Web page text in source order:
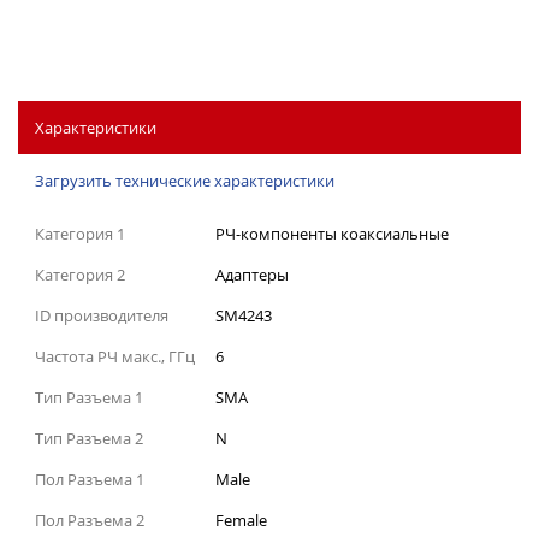
Характеристики
Загрузить технические характеристики
Категория 1
РЧ-компоненты коаксиальные
Категория 2
Адаптеры
ID производителя
SM4243
Частота РЧ макс., ГГц
6
Тип Разъема 1
SMA
Тип Разъема 2
N
Пол Разъема 1
Male
Пол Разъема 2
Female